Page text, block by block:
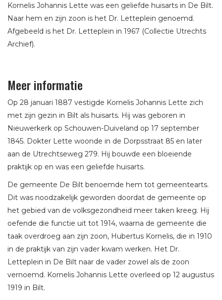
Kornelis Johannis Lette was een geliefde huisarts in De Bilt.
Naar hem en zijn zoon is het Dr. Letteplein genoemd.
Afgebeeld is het Dr. Letteplein in 1967 (Collectie Utrechts
Archief).
Meer informatie
Op 28 januari 1887 vestigde Kornelis Johannis Lette zich
met zijn gezin in Bilt als huisarts. Hij was geboren in
Nieuwerkerk op Schouwen-Duiveland op 17 september
1845. Dokter Lette woonde in de Dorpsstraat 85 en later
aan de Utrechtseweg 279. Hij bouwde een bloeiende
praktijk op en was een geliefde huisarts.
De gemeente De Bilt benoemde hem tot gemeentearts.
Dit was noodzakelijk geworden doordat de gemeente op
het gebied van de volksgezondheid meer taken kreeg. Hij
oefende die functie uit tot 1914, waarna de gemeente die
taak overdroeg aan zijn zoon, Hubertus Kornelis, die in 1910
in de praktijk van zijn vader kwam werken. Het Dr.
Letteplein in De Bilt naar de vader zowel als de zoon
vernoemd. Kornelis Johannis Lette overleed op 12 augustus
1919 in Bilt.